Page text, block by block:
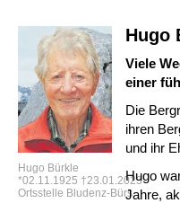
Hugo Bürkle
*02.11.1925 †23.01.2023
Ortsstelle Bludenz-Bürs
Hugo
Viele
einer
Die
ihren
und ihr
Hugo
Jahre,